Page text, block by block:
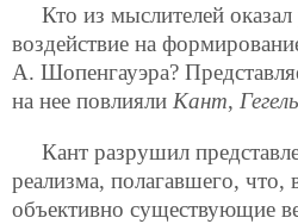
Кто из мыслителей
воздействие на
А. Шопенгауэра?
на нее повлияли Кант, Гегель
Кант разрушил
реализма, полагавшего, что,
объективно существующие